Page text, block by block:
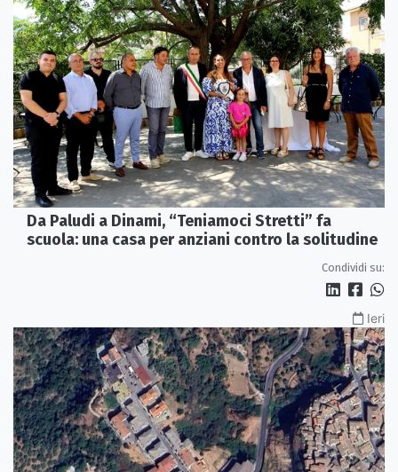
Da Paludi a Dinami, “Teniamoci Stretti” fa
scuola: una casa per anziani contro la solitudine
Condividi su:
Ieri